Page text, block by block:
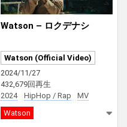
Watson – ロクデナシ
Watson (Official Video)
2024/11/27
432,679回再生
2024
HipHop / Rap
MV
Watson